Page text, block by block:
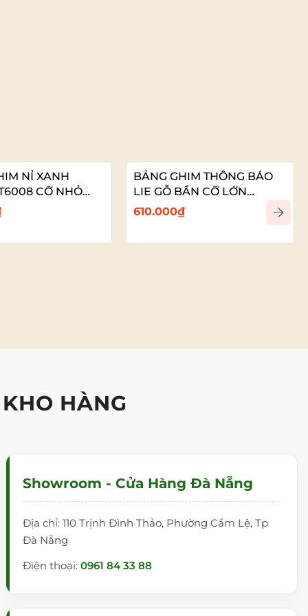
NỈ XANH
CỠ NHỎ
BẢNG GHIM THÔNG BÁO
LIE GỖ BẦN CỠ LỚN
VADOTO
610.000₫
HÀNG
Showroom - Cửa Hàng Đà Nẵng
Địa chỉ: 110 Trịnh Đình Thảo, Phường Cẩm Lệ, Tp
Đà Nẵng
Điện thoại:0961 84 33 88